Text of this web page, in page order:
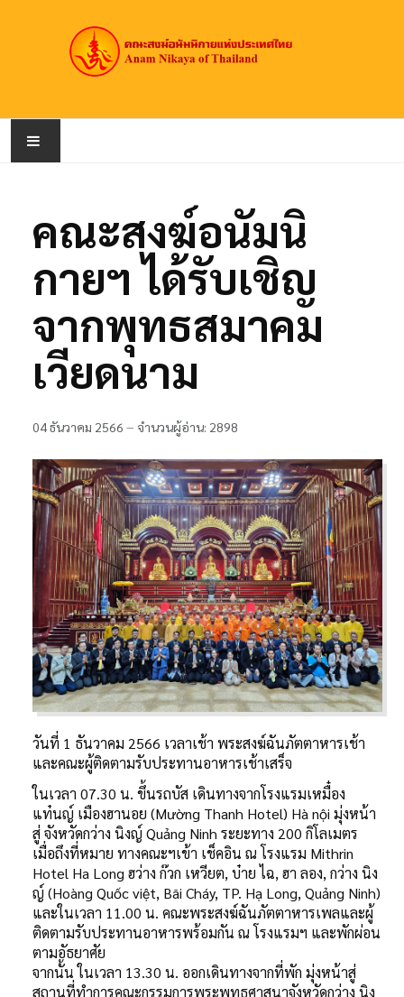
เกี่ยวกับคณะสงฆ์
สมณศักดิ์
วัดอนัมนิกาย
ข่าวประชาสัมพันธ์
ห้องสมุด
คณะสงฆ์อนัมนิ
กายฯ ได้รับเชิญ
จากพุทธสมาคม
เวียดนาม
04 ธันวาคม 2566 จำนวนผู้อ่าน: 2898
วันที่ 1 ธันวาคม 2566 เวลาเช้า พระสงฆ์ฉันภัตตาหารเช้า
และคณะผู้ติดตามรับประทานอาหารเช้าเสร็จ
ในเวลา 07.30 น. ขึ้นรถบัส เดินทางจากโรงแรมเหมื๋อง
แท๋นญ์ เมืองฮานอย (Mường Thanh Hotel) Hà nội มุ่งหน้า
สู่ จังหวัดกว่าง นิงญ์ Quảng Ninh ระยะทาง 200 กิโลเมตร
เมื่อถึงที่หมาย ทางคณะฯเข้า เช็คอิน ณ โรงแรม Mithrin
Hotel Ha Long ฮว่าง ก๊วก เหวียต, บ๋าย ไฉ, ฮา ลอง, กว่าง นิง
ญ์ (Hoàng Quốc việt, Bãi Cháy, TP. Hạ Long, Quảng Ninh)
และในเวลา 11.00 น. คณะพระสงฆ์ฉันภัตตาหารเพลและผู้
ติดตามรับประทานอาหารพร้อมกัน ณ โรงแรมฯ และพักผ่อน
ตามอัธยาศัย
จากนั้น ในเวลา 13.30 น. ออกเดินทางจากที่พัก มุ่งหน้าสู่
สถานที่ทำการคณะกรรมการพระพุทธศาสนาจังหวัดกว่าง นิง